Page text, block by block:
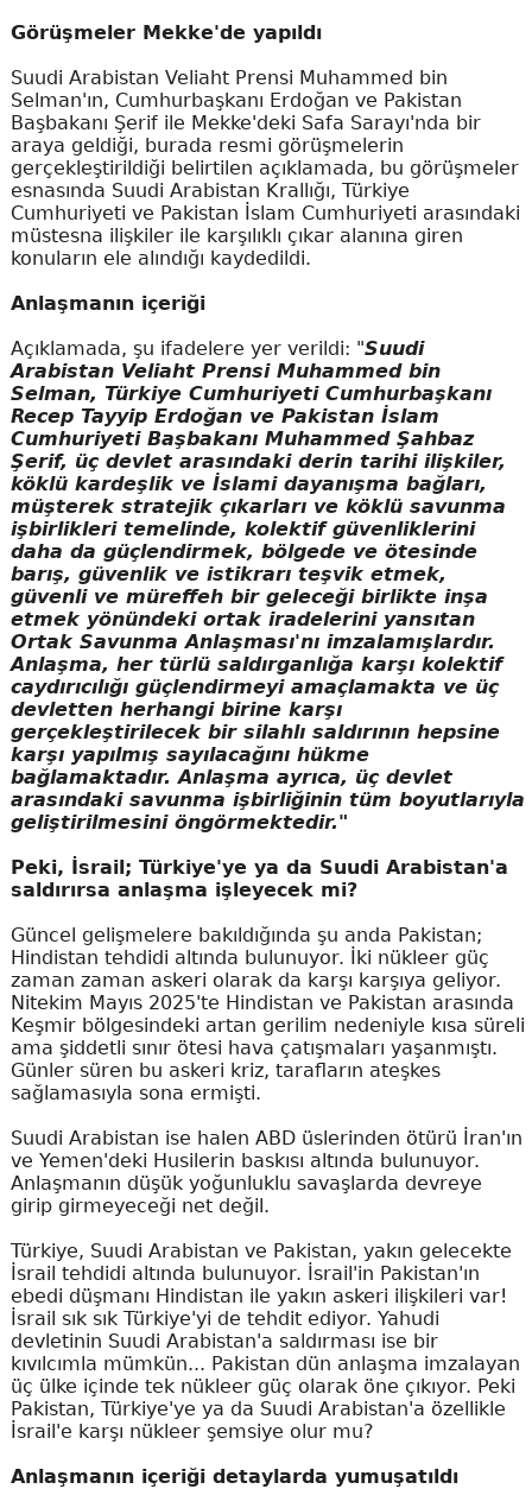
Görüşmeler Mekke'de yapıldı
Suudi Arabistan Veliaht Prensi Muhammed bin
Selman'ın, Cumhurbaşkanı Erdoğan ve Pakistan
Başbakanı Şerif ile Mekke'deki Safa Sarayı'nda bir
araya geldiği, burada resmi görüşmelerin
gerçekleştirildiği belirtilen açıklamada, bu görüşmeler
esnasında Suudi Arabistan Krallığı, Türkiye
Cumhuriyeti ve Pakistan İslam Cumhuriyeti arasındaki
müstesna ilişkiler ile karşılıklı çıkar alanına giren
konuların ele alındığı kaydedildi.
Anlaşmanın içeriği
Açıklamada, şu ifadelere yer verildi: "Suudi
Arabistan Veliaht Prensi Muhammed bin
Selman, Türkiye Cumhuriyeti Cumhurbaşkanı
Recep Tayyip Erdoğan ve Pakistan İslam
Cumhuriyeti Başbakanı Muhammed Şahbaz
Şerif, üç devlet arasındaki derin tarihi ilişkiler,
köklü kardeşlik ve İslami dayanışma bağları,
müşterek stratejik çıkarları ve köklü savunma
işbirlikleri temelinde, kolektif güvenliklerini
daha da güçlendirmek, bölgede ve ötesinde
barış, güvenlik ve istikrarı teşvik etmek,
güvenli ve müreffeh bir geleceği birlikte inşa
etmek yönündeki ortak iradelerini yansıtan
Ortak Savunma Anlaşması'nı imzalamışlardır.
Anlaşma, her türlü saldırganlığa karşı kolektif
caydırıcılığı güçlendirmeyi amaçlamakta ve üç
devletten herhangi birine karşı
gerçekleştirilecek bir silahlı saldırının hepsine
karşı yapılmış sayılacağını hükme
bağlamaktadır. Anlaşma ayrıca, üç devlet
arasındaki savunma işbirliğinin tüm boyutlarıyla
geliştirilmesini öngörmektedir."
Peki, İsrail; Türkiye'ye ya da Suudi Arabistan'a
saldırırsa anlaşma işleyecek mi?
Güncel gelişmelere bakıldığında şu anda Pakistan;
Hindistan tehdidi altında bulunuyor. İki nükleer güç
zaman zaman askeri olarak da karşı karşıya geliyor.
Nitekim Mayıs 2025'te Hindistan ve Pakistan arasında
Keşmir bölgesindeki artan gerilim nedeniyle kısa süreli
ama şiddetli sınır ötesi hava çatışmaları yaşanmıştı.
Günler süren bu askeri kriz, tarafların ateşkes
sağlamasıyla sona ermişti.
Suudi Arabistan ise halen ABD üslerinden ötürü İran'ın
ve Yemen'deki Husilerin baskısı altında bulunuyor.
Anlaşmanın düşük yoğunluklu savaşlarda devreye
girip girmeyeceği net değil.
Türkiye, Suudi Arabistan ve Pakistan, yakın gelecekte
İsrail tehdidi altında bulunuyor. İsrail'in Pakistan'ın
ebedi düşmanı Hindistan ile yakın askeri ilişkileri var!
İsrail sık sık Türkiye'yi de tehdit ediyor. Yahudi
devletinin Suudi Arabistan'a saldırması ise bir
kıvılcımla mümkün... Pakistan dün anlaşma imzalayan
üç ülke içinde tek nükleer güç olarak öne çıkıyor. Peki
Pakistan, Türkiye'ye ya da Suudi Arabistan'a özellikle
İsrail'e karşı nükleer şemsiye olur mu?
Anlaşmanın içeriği detaylarda yumuşatıldı